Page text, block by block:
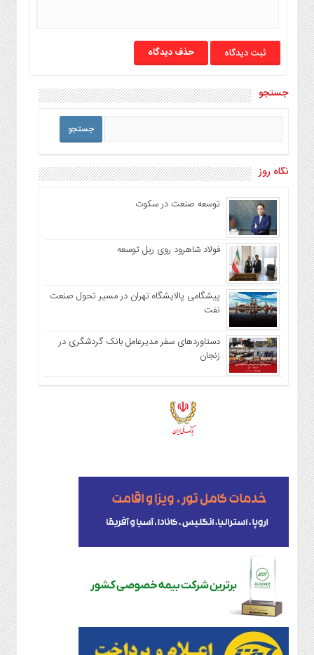
حذف دیدگاه
جستجو
نگاه روز
توسعه صنعت در سکوت
فولاد شاهرود روی ریل توسعه
پیشگامی پالایشگاه تهران در مسیر تحول صنعت
نفت
دستاوردهای سفر مدیرعامل بانک گردشگری در
زنجان